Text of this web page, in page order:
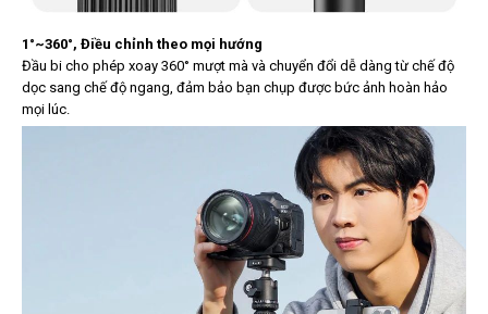
1°~360°, Điều chỉnh theo mọi hướng
Đầu bi cho phép xoay 360° mượt mà và chuyển đổi dễ dàng từ chế độ
dọc sang chế độ ngang, đảm bảo bạn chụp được bức ảnh hoàn hảo
mọi lúc.